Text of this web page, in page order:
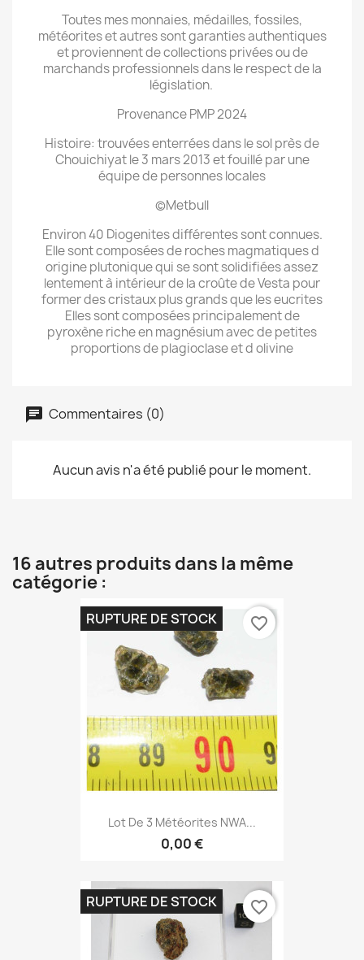
Toutes mes monnaies, médailles, fossiles,
météorites et autres sont garanties authentiques
et proviennent de collections privées ou de
marchands professionnels dans le respect de la
législation.
Provenance PMP 2024
Histoire: trouvées enterrées dans le sol près de
Chouichiyat le 3 mars 2013 et fouillé par une
équipe de personnes locales
©Metbull
Environ 40 Diogenites différentes sont connues.
Elle sont composées de roches magmatiques d
origine plutonique qui se sont solidifiées assez
lentement à intérieur de la croûte de Vesta pour
former des cristaux plus grands que les eucrites
Elles sont composées principalement de
pyroxène riche en magnésium avec de petites
proportions de plagioclase et d olivine
Commentaires (0)
Aucun avis n'a été publié pour le moment.
16 autres produits dans la même
catégorie :
Lot De 3 Météorites NWA...
0,00 €
RUPTURE DE STOCK favorite_border
RUPTURE DE STOCK favorite_border